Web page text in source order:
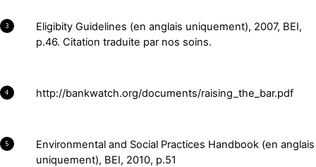
3
Eligibity Guidelines (en anglais uniquement), 2007, BEI,
p.46. Citation traduite par nos soins.
4 http://bankwatch.org/documents/raising_the_bar.pdf
5
Environmental and Social Practices Handbook (en anglais
uniquement), BEI, 2010, p.51